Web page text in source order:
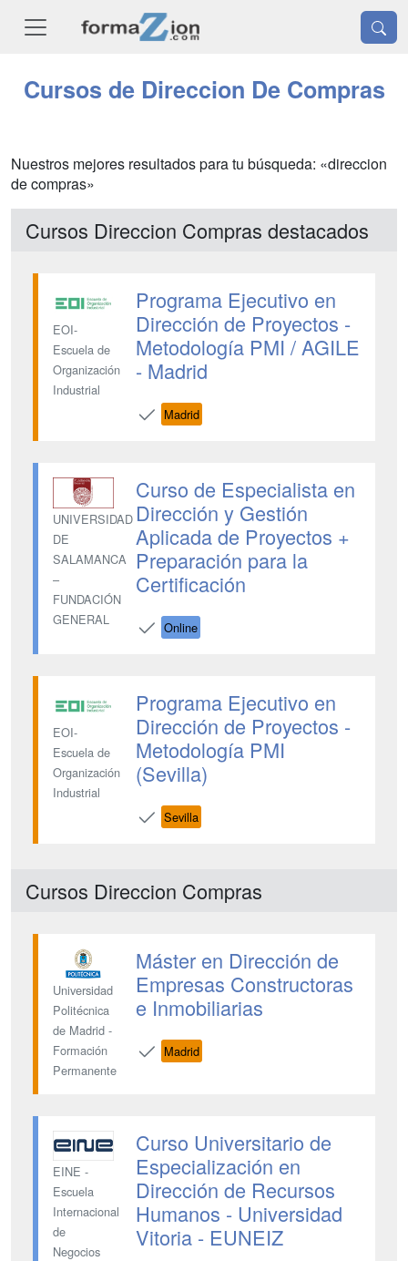
Cursos de Direccion De Compras
Nuestros mejores resultados para tu búsqueda: «direccion
de compras»
Cursos Direccion Compras destacados
EOI-
Escuela de
Organización
Industrial
Programa Ejecutivo en
Dirección de Proyectos -
Metodología PMI / AGILE
- Madrid
Madrid
UNIVERSIDAD
DE
SALAMANCA
–
FUNDACIÓN
GENERAL
Curso de Especialista en
Dirección y Gestión
Aplicada de Proyectos +
Preparación para la
Certificación
Online
EOI-
Escuela de
Organización
Industrial
Programa Ejecutivo en
Dirección de Proyectos -
Metodología PMI
(Sevilla)
Sevilla
Cursos Direccion Compras
Universidad
Politécnica
de Madrid -
Formación
Permanente
Máster en Dirección de
Empresas Constructoras
e Inmobiliarias
Madrid
EINE -
Escuela
Internacional
de
Negocios
Curso Universitario de
Especialización en
Dirección de Recursos
Humanos - Universidad
Vitoria - EUNEIZ